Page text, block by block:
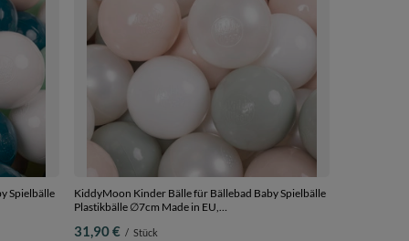
Spielbälle
KiddyMoon Kinder Bälle für Bällebad Baby Spielbälle
Plastikbälle ∅7cm Made in EU,
31,90 € / Stück